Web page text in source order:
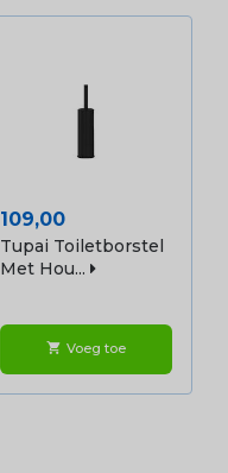
Prijs
109,00
Tupai Toiletborstel
Met Hou...
shopping_cart Voeg toe